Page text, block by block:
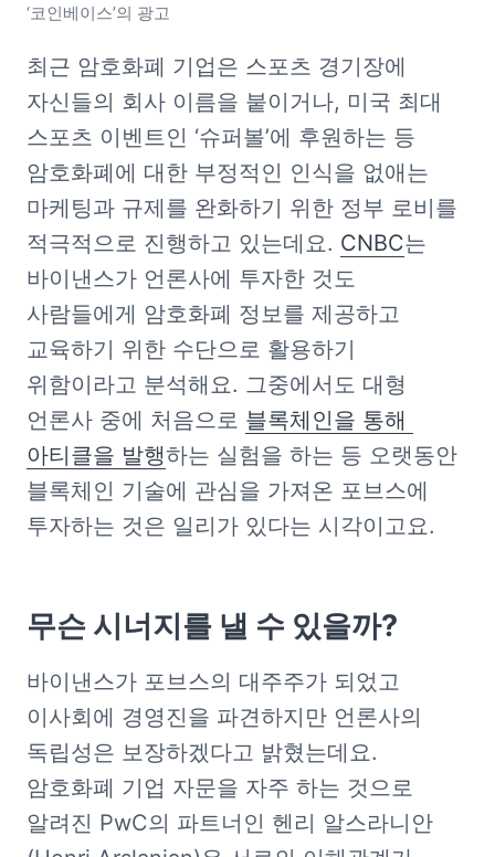
‘코인베이스’의 광고
최근 암호화폐 기업은 스포츠 경기장에
자신들의 회사 이름을 붙이거나, 미국 최대
스포츠 이벤트인 ‘슈퍼볼’에 후원하는 등
암호화폐에 대한 부정적인 인식을 없애는
마케팅과 규제를 완화하기 위한 정부 로비를
적극적으로 진행하고 있는데요. CNBC는
바이낸스가 언론사에 투자한 것도
사람들에게 암호화폐 정보를 제공하고
교육하기 위한 수단으로 활용하기
위함이라고 분석해요. 그중에서도 대형
언론사 중에 처음으로 블록체인을 통해
아티클을 발행하는 실험을 하는 등 오랫동안
블록체인 기술에 관심을 가져온 포브스에
투자하는 것은 일리가 있다는 시각이고요.
무슨 시너지를 낼 수 있을까?
바이낸스가 포브스의 대주주가 되었고
이사회에 경영진을 파견하지만 언론사의
독립성은 보장하겠다고 밝혔는데요.
암호화폐 기업 자문을 자주 하는 것으로
알려진 PwC의 파트너인 헨리 알스라니안